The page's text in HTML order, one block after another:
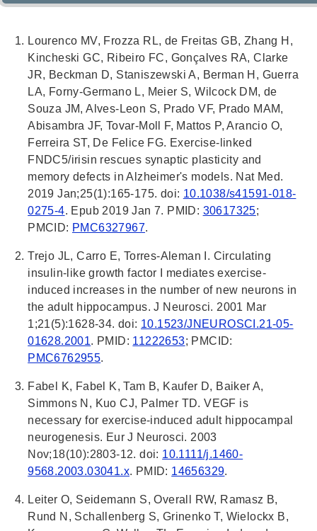
Lourenco MV, Frozza RL, de Freitas GB, Zhang H,
Kincheski GC, Ribeiro FC, Gonçalves RA, Clarke
JR, Beckman D, Staniszewski A, Berman H, Guerra
LA, Forny-Germano L, Meier S, Wilcock DM, de
Souza JM, Alves-Leon S, Prado VF, Prado MAM,
Abisambra JF, Tovar-Moll F, Mattos P, Arancio O,
Ferreira ST, De Felice FG. Exercise-linked
FNDC5/irisin rescues synaptic plasticity and
memory defects in Alzheimer's models. Nat Med.
2019 Jan;25(1):165-175. doi: 10.1038/s41591-018-
0275-4. Epub 2019 Jan 7. PMID: 30617325;
PMCID: PMC6327967.
Trejo JL, Carro E, Torres-Aleman I. Circulating
insulin-like growth factor I mediates exercise-
induced increases in the number of new neurons in
the adult hippocampus. J Neurosci. 2001 Mar
1;21(5):1628-34. doi: 10.1523/JNEUROSCI.21-05-
01628.2001. PMID: 11222653; PMCID:
PMC6762955.
Fabel K, Fabel K, Tam B, Kaufer D, Baiker A,
Simmons N, Kuo CJ, Palmer TD. VEGF is
necessary for exercise-induced adult hippocampal
neurogenesis. Eur J Neurosci. 2003
Nov;18(10):2803-12. doi: 10.1111/j.1460-
9568.2003.03041.x. PMID: 14656329.
Leiter O, Seidemann S, Overall RW, Ramasz B,
Rund N, Schallenberg S, Grinenko T, Wielockx B,